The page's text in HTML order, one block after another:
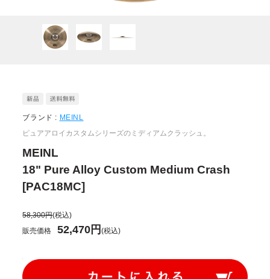
ブランド : MEINL
ピュアアロイカスタムシリーズのミディアムクラッシュ。
MEINL
18" Pure Alloy Custom Medium Crash
[PAC18MC]
58,300円(税込)
販売価格
52,470円(税込)